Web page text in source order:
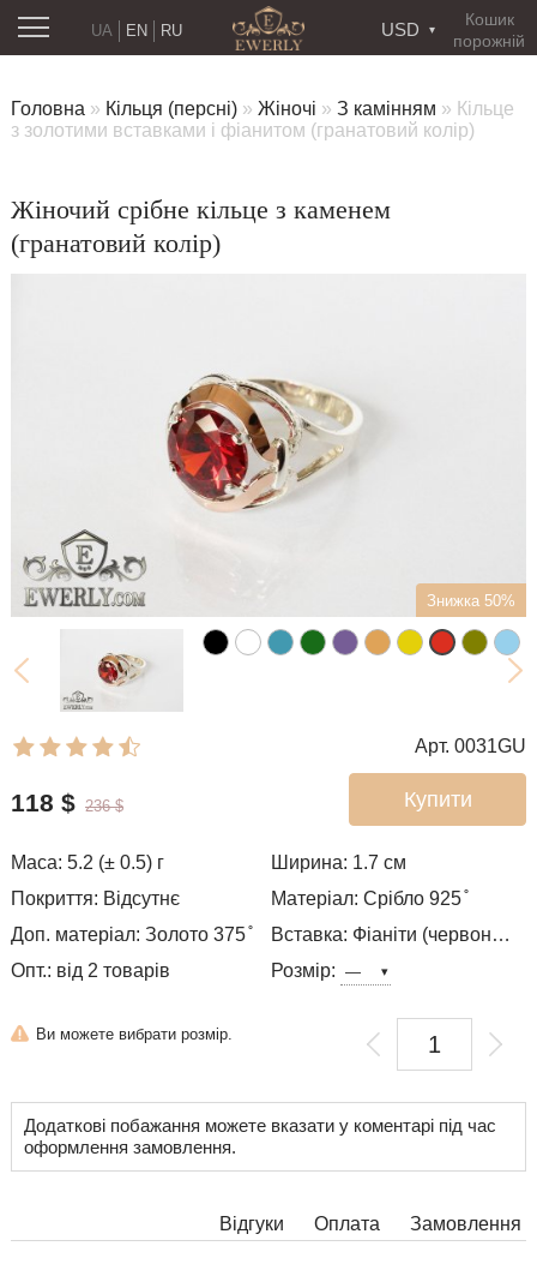
Кошик
порожній
USD
RU
UA EN
Головна » Кільця (персні) » Жіночі » З камінням » Кільце
з золотими вставками і фіанитом (гранатовий колір)
Жіночий срібне кільце з каменем
(гранатовий колір)
Знижка 50%
Арт. 0031GU
Купити
118 $ 236 $
Маса: 5.2 (± 0.5) г Ширина: 1.7см
Покриття: Відсутнє
Матеріал: Срібло 925 ̊
Доп. матеріал: Золото 375 ̊
Вставка: Фіаніти (червоний колір
Опт.: від 2 товарів
Розмір:
Ви можете вибрати розмір.
Додаткові побажання можете вказати у коментарі під час
оформлення замовлення.
Відгуки Замовлення
Оплата